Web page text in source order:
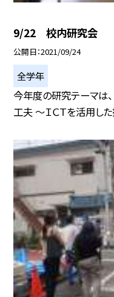
9/22 校内研究会
公開日 2021/09/24
全学年
今年度の研究テーマは
工夫 〜ＩＣＴを活用し